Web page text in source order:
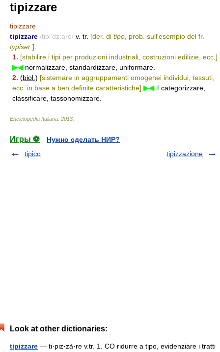
tipizzare
tipizzare
tipizzare /tipi'dz:are/ v. tr. [der. di tipo , prob. sull'esempio del fr.
typiser ]
1. [stabilire i tipi per produzioni industriali, costruzioni edilizie, ecc.]
▶◀normalizzare, standardizzare, uniformare.
2. (biol. ) [sistemare in aggruppamenti omogenei individui, tessuti,
ecc. in base a ben definite caratteristiche] ▶◀ ‖ categorizzare,
classificare, tassonomizzare.
Enciclopedia Italiana 2013
Игры ⚽
Нужно сделать НИР?
tipico
tipizzazione
Look at other dictionaries:
tipizzare — ti·piz·zà·re v.tr. 1. CO ridurre a tipo, evidenziare i tratti